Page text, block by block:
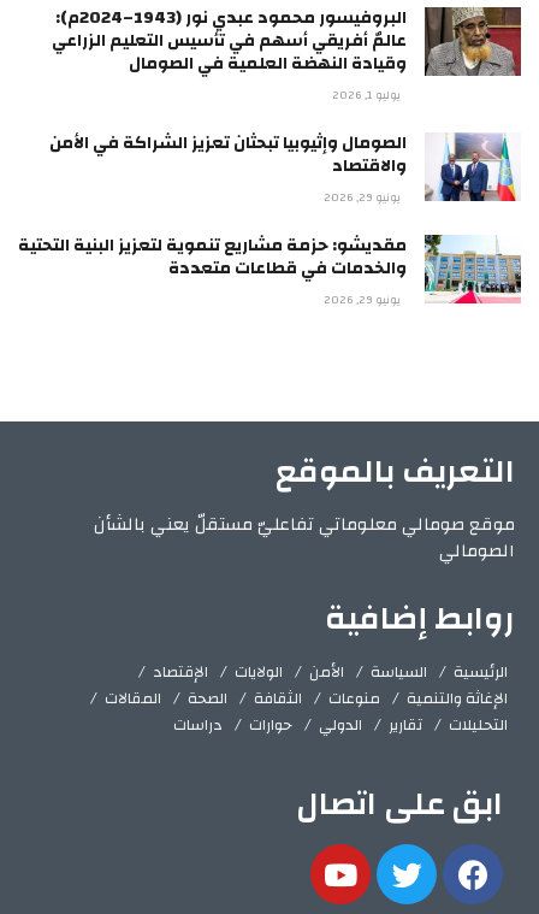
البروفيسور محمود عبدي نور (1943–2024م):
عالمٌ أفريقي أسهم في تأسيس التعليم الزراعي
وقيادة النهضة العلمية في الصومال
يوليو 1, 2026
الصومال وإثيوبيا تبحثان تعزيز الشراكة في الأمن
والاقتصاد
يونيو 29, 2026
مقديشو: حزمة مشاريع تنموية لتعزيز البنية التحتية
والخدمات في قطاعات متعددة
يونيو 29, 2026
التعريف بالموقع
موقع صومالي معلوماتي تفاعليّ مستقلّ يعني بالشأن
الصومالي
روابط إضافية
الرئيسية السياسة الأمن الولايات
الإقتصاد
الإغاثة والتنمية
منوعات الثقافة الصحة
المقالات
التحليلات
تقارير الدولي حوارات دراسات
ابق على اتصال